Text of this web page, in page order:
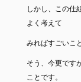
しかし、この仕
よく考えて
みればすごいこ
そう、今更です
ことです。